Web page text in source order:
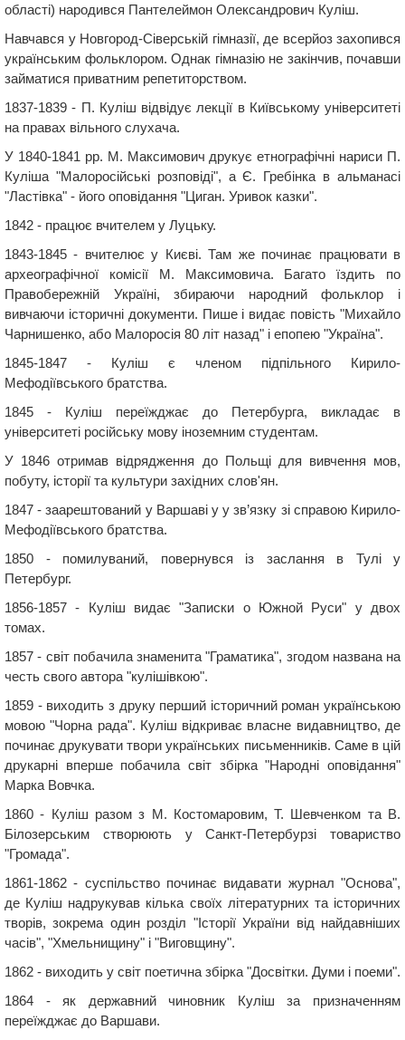
області) народився Пантелеймон Олександрович Куліш.
Навчався у Новгород-Сіверській гімназії, де всерйоз захопився
українським фольклором. Однак гімназію не закінчив, почавши
займатися приватним репетиторством.
1837-1839 - П. Куліш відвідує лекції в Київському університеті
на правах вільного слухача.
У 1840-1841 рр. M. Максимович друкує етнографічні нариси П.
Куліша "Малоросійські розповіді", а Є. Гребінка в альманасі
"Ластівка" - його оповідання "Циган. Уривок казки".
1842 - працює вчителем у Луцьку.
1843-1845 - вчителює у Києві. Там же починає працювати в
археографічної комісії М. Максимовича. Багато їздить по
Правобережній Україні, збираючи народний фольклор і
вивчаючи історичні документи. Пише і видає повість "Михайло
Чарнишенко, або Малоросія 80 літ назад" і епопею "Україна".
1845-1847 - Куліш є членом підпільного Кирило-
Мефодіївського братства.
1845 - Куліш переїжджає до Петербурга, викладає в
університеті російську мову іноземним студентам.
У 1846 отримав відрядження до Польщі для вивчення мов,
побуту, історії та культури західних слов'ян.
1847 - заарештований у Варшаві у у зв’язку зі справою Кирило-
Мефодіївського братства.
1850 - помилуваний, повернувся із заслання в Тулі у
Петербург.
1856-1857 - Куліш видає "Записки о Южной Руси" у двох
томах.
1857 - світ побачила знаменита "Граматика", згодом названа на
честь свого автора "кулішівкою".
1859 - виходить з друку перший історичний роман українською
мовою "Чорна рада". Куліш відкриває власне видавництво, де
починає друкувати твори українських письменників. Саме в цій
друкарні вперше побачила світ збірка "Народні оповідання"
Марка Вовчка.
1860 - Куліш разом з М. Костомаровим, Т. Шевченком та В.
Білозерським створюють у Санкт-Петербурзі товариство
"Громада".
1861-1862 - суспільство починає видавати журнал "Основа",
де Куліш надрукував кілька своїх літературних та історичних
творів, зокрема один розділ "Історії України від найдавніших
часів", "Хмельнищину" і "Виговщину".
1862 - виходить у світ поетична збірка "Досвітки. Думи і поеми".
1864 - як державний чиновник Куліш за призначенням
переїжджає до Варшави.